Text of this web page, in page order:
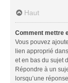
Haut
Comment mettre
Vous pouvez
lien approprié
et en bas du sujet
Répondre à un
lorsqu’une